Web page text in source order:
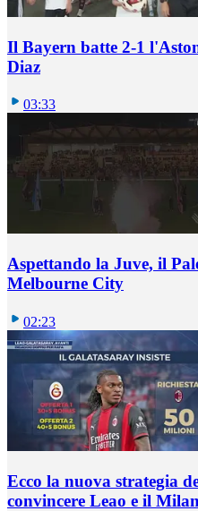
Il Bayern batte 2-1
Diaz
03:33
Aspettando la Juve, il
Melbourne City
02:23
Ecco la nuova strategia
convincere Leao e il Milan